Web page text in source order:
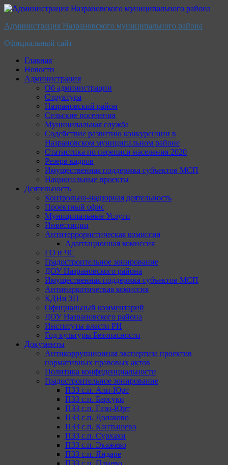
Перейти
содержимому
Администрация Назрановского муниципального района
Официальный сайт
Главная
Новости
Администрация
Об администрации
Структура
Назрановский район
Сельские поселения
Муниципальная служба
Содействие развитию конкуренции в
Назрановском муниципальном районе
Статистика по переписи населения 2020
Резерв кадров
Имущественная поддержка субъектов МСП
Национальные проекты
Деятельность
Контрольно-надзорная деятельность
Проектный офис
Муниципальные Услуги
Инвестиции
Антитеррористическая комиссия
Адаптационная комиссия
ГО и ЧС
Градостроительное зонирование
ДОУ Назрановского района
Имущественная поддержка субъектов МСП
Антинаркотическая комиссия
КДНи ЗП
Официальный комментарий
ДОУ Назрановского района
Институты власти РИ
Год культуры Безопасности
Документы
Антикоррупционная экспертиза проектов
нормативных правовых актов
Политика конфиденциальности
Градостроительное зонирование
ПЗЗ с.п. Али-Юрт
ПЗЗ с.п. Барсуки
ПЗЗ с.п. Гази-Юрт
ПЗЗ с.п. Долаково
ПЗЗ с.п. Кантышево
ПЗЗ с.п. Сурхахи
ПЗЗ с.п. Экажево
ПЗЗ с.п. Яндаре
ПЗЗ с.п. Плиево